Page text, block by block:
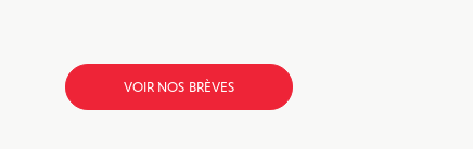
VOIR NOS BRÈVES